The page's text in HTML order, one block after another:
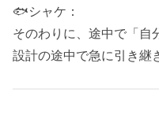
🐟シャケ：
そのわりに、途中で「自
設計の途中で急に引き継